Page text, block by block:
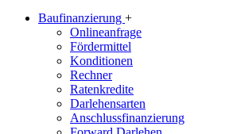
Baufinanzierung +
Onlineanfrage
Fördermittel
Konditionen
Rechner
Ratenkredite
Darlehensarten
Anschlussfinanzierung